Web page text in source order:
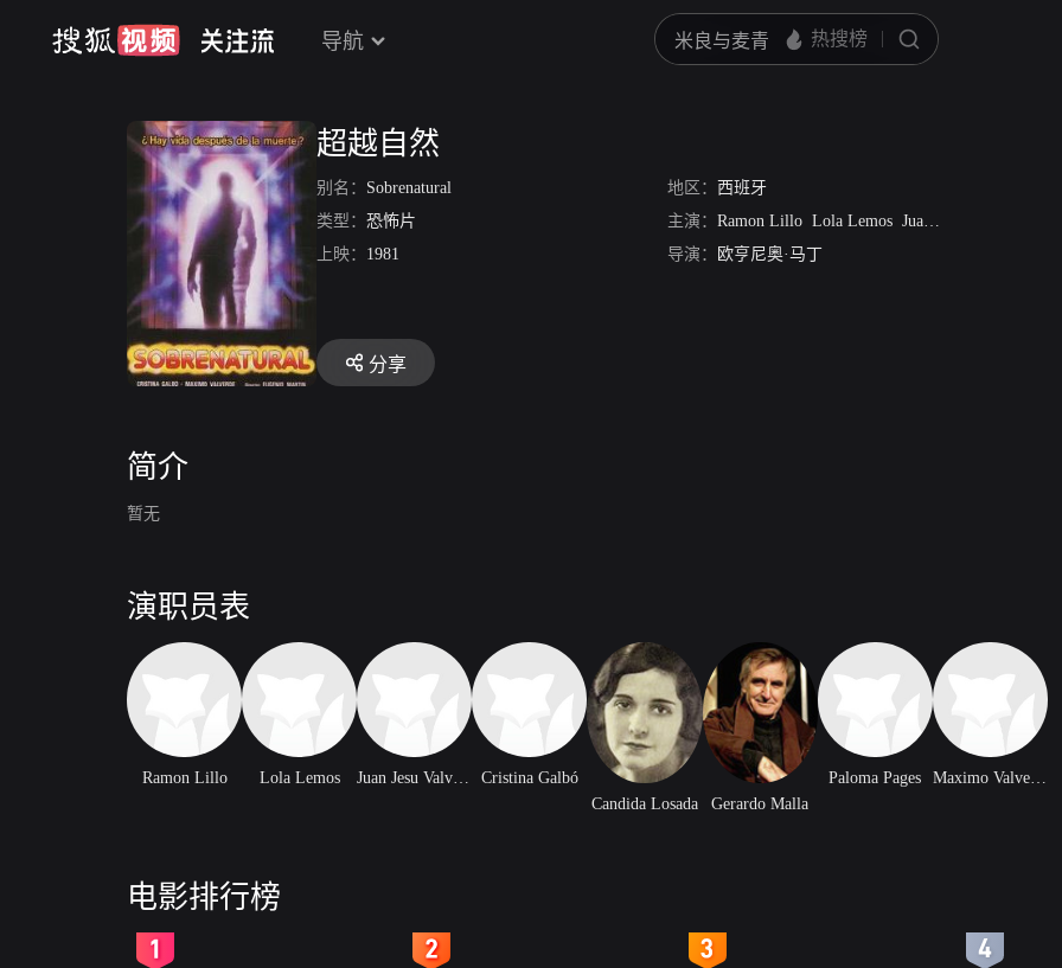
导航
超越自然
别名： Sobrenatural 地区： 西班牙
类型： 恐怖片 主演： Ramon Lillo Lola Lemos Juan Jesu Valverde
上映： 1981 导演： 欧亨尼奥·马丁
分享
简介
暂无
演职员表
Ramon Lillo Lola Lemos Juan Jesu Valverde
Cristina Galbó
Candida Losada
Gerardo Malla
Paloma Pages Maximo Valverde
电影排行榜